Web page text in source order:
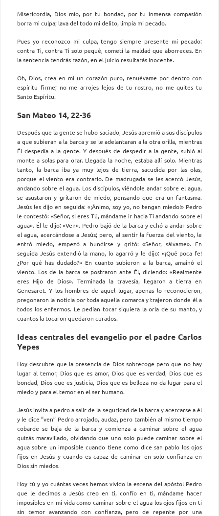
Misericordia, Dios mío, por tu bondad, por tu inmensa compasión
borra mi culpa; lava del todo mi delito, limpia mi pecado.
Pues yo reconozco mi culpa, tengo siempre presente mi pecado:
contra Ti, contra Ti solo pequé, cometí la maldad que aborreces. En
la sentencia tendrás razón, en el juicio resultarás inocente.
Oh, Dios, crea en mí un corazón puro, renuévame por dentro con
espíritu firme; no me arrojes lejos de tu rostro, no me quites tu
Santo Espíritu.
San Mateo 14, 22-36
Después que la gente se hubo saciado, Jesús apremió a sus discípulos
a que subieran a la barca y se le adelantaran a la otra orilla, mientras
Él despedía a la gente. Y después de despedir a la gente, subió al
monte a solas para orar. Llegada la noche, estaba allí solo. Mientras
tanto, la barca iba ya muy lejos de tierra, sacudida por las olas,
porque el viento era contrario. De madrugada se les acercó Jesús,
andando sobre el agua. Los discípulos, viéndole andar sobre el agua,
se asustaron y gritaron de miedo, pensando que era un fantasma.
Jesús les dijo en seguida: «¡Ánimo, soy yo, no tengan miedo!» Pedro
le contestó: «Señor, si eres Tú, mándame ir hacia Ti andando sobre el
agua». Él le dijo: «Ven». Pedro bajó de la barca y echó a andar sobre
el agua, acercándose a Jesús; pero, al sentir la fuerza del viento, le
entró miedo, empezó a hundirse y gritó: «Señor, sálvame». En
seguida Jesús extendió la mano, lo agarró y le dijo: «¡Qué poca fe!
¿Por qué has dudado?» En cuanto subieron a la barca, amainó el
viento. Los de la barca se postraron ante Él, diciendo: «Realmente
eres Hijo de Dios». Terminada la travesía, llegaron a tierra en
Genesaret. Y los hombres de aquel lugar, apenas lo reconocieron,
pregonaron la noticia por toda aquella comarca y trajeron donde él a
todos los enfermos. Le pedían tocar siquiera la orla de su manto, y
cuantos la tocaron quedaron curados.
Ideas centrales del evangelio por el padre Carlos
Yepes
Hoy descubre que la presencia de Dios sobrecoge pero que no hay
lugar al temor, Dios que es amor, Dios que es verdad, Dios que es
bondad, Dios que es justicia, Dios que es belleza no da lugar para el
miedo y para el temor en el ser humano.
Jesús invita a pedro a salir de la seguridad de la barca y acercarse a él
y le dice “ven” Pedro arrojado, audaz, pero también al mismo tiempo
cobarde se baja de la barca y comienza a caminar sobre el agua
quizás maravillado, olvidando que uno solo puede caminar sobre el
agua sobre un imposible cuando tiene como dice san pablo los ojos
fijos en Jesús y cuando es capaz de caminar en solo confianza en
Dios sin miedos.
Hoy tú y yo cuántas veces hemos vivido la escena del apóstol Pedro
que le decimos a Jesús creo en ti, confío en ti, mándame hacer
imposibles en mi vida como caminar sobre el agua los ojos fijos en ti
sin temor avanzando con confianza, pero de repente por una